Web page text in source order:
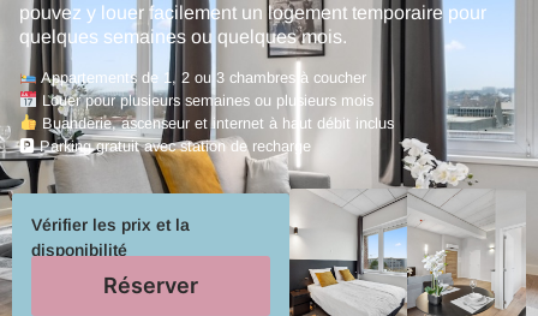
pouvez y louer facilement un logement temporaire pour
quelques semaines ou quelques mois.
Appartements de 1, 2 ou 3 chambres à coucher
Louer pour plusieurs semaines ou plusieurs mois
Buanderie, ascenseur et internet à haut débit inclus
🅿 Parking gratuit avec station de recharge
Vérifier les prix et la
disponibilité
Réserver